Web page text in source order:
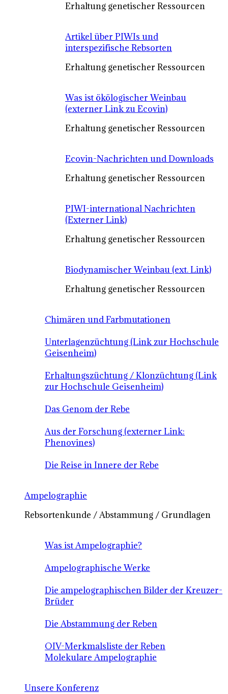
Erhaltung genetischer Ressourcen
Artikel über PIWIs und
interspezifische Rebsorten
Erhaltung genetischer Ressourcen
Was ist ökölogischer Weinbau
(externer Link zu Ecovin)
Erhaltung genetischer Ressourcen
Ecovin-Nachrichten und Downloads
Erhaltung genetischer Ressourcen
PIWI-international Nachrichten
(Externer Link)
Erhaltung genetischer Ressourcen
Biodynamischer Weinbau (ext. Link)
Erhaltung genetischer Ressourcen
Chimären und Farbmutationen
Unterlagenzüchtung (Link zur Hochschule
Geisenheim)
Erhaltungszüchtung / Klonzüchtung (Link
zur Hochschule Geisenheim)
Das Genom der Rebe
Aus der Forschung (externer Link:
Phenovines)
Die Reise in Innere der Rebe
Ampelographie
Rebsortenkunde / Abstammung / Grundlagen
Was ist Ampelographie?
Ampelographische Werke
Die ampelographischen Bilder der Kreuzer-
Brüder
Die Abstammung der Reben
OIV-Merkmalsliste der Reben
Molekulare Ampelographie
Unsere Konferenz